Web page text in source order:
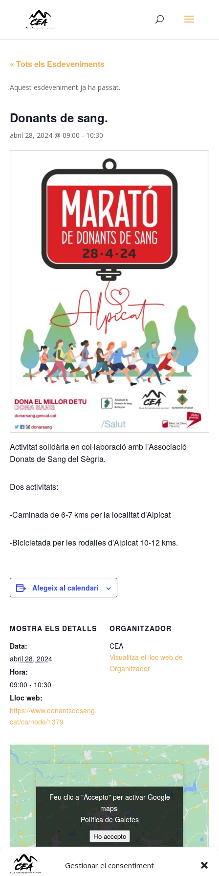
Gestionar el consentiment
« Tots els Esdeveniments
Aquest esdeveniment ja ha passat.
Donants de sang.
abril 28, 2024 @ 09:00 - 10:30
Activitat solidària en col·laboració amb l’Associació
Donats de Sang del Sègria.
Dos activitats:
-Caminada de 6-7 kms per la localitat d’Alpicat
-Bicicletada per les rodalies d’Alpicat 10-12 kms.
Afegeix al calendari
MOSTRA ELS DETALLS
Data:
abril 28, 2024
Hora:
09:00 - 10:30
Lloc web:
https://www.donantsdesang.
cat/ca/node/1379
ORGANITZADOR
CEA
Visualitza el lloc web de
Organitzador
Feu clic a "Accepto" per activar Google
maps
Política de Galetes
Ho accepto
Feu clic a "Accepto" per activar Google
maps
Política de Galetes
Ho accepto